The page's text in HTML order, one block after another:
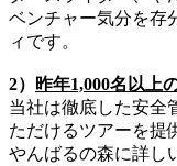
ベンチャー気分を存
ィです。
2） 昨年1,000名以上
当社は徹底した安全
ただけるツアーを提
やんばるの森に詳し